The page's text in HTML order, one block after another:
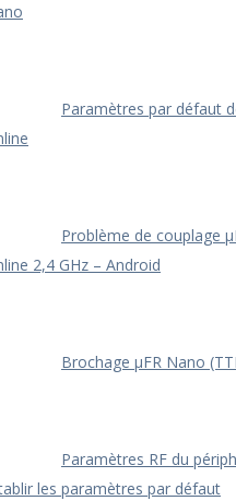
Paramètres par défaut
Problème de couplage
2,4 GHz – Android
Brochage μFR Nano
Paramètres RF du
les paramètres par défaut